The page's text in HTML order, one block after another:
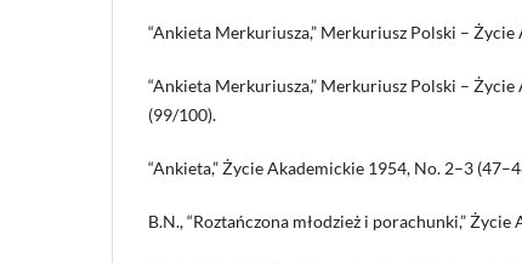
“Ankieta Merkuriusza,” Merkuriusz Polski –
“Ankieta Merkuriusza,” Merkuriusz Polski –
(99/100).
“Ankieta,” Życie Akademickie 1954, No. 2–3
B.N., “Roztańczona młodzież i porachunki,”